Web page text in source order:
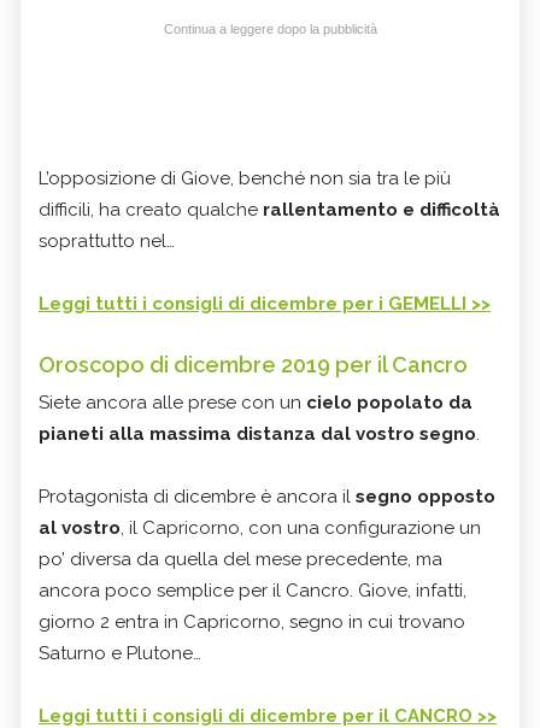
Continua a leggere dopo la pubblicità
L’opposizione di Giove, benché non sia tra le più
difficili, ha creato qualche rallentamento e difficoltà
soprattutto nel…
Leggi tutti i consigli di dicembre per i GEMELLI >>
Oroscopo di dicembre 2019 per il Cancro
Siete ancora alle prese con un cielo popolato da
pianeti alla massima distanza dal vostro segno.
Protagonista di dicembre è ancora il segno opposto
al vostro, il Capricorno, con una configurazione un
po’ diversa da quella del mese precedente, ma
ancora poco semplice per il Cancro. Giove, infatti,
giorno 2 entra in Capricorno, segno in cui trovano
Saturno e Plutone…
Leggi tutti i consigli di dicembre per il CANCRO >>